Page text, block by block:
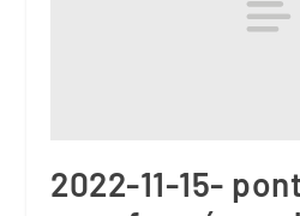
2022-11-15-